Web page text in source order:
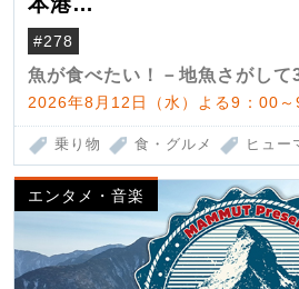
（クロマグロ）
#278
魚が食べたい！－地魚さがして
2026年8月12日（水）よる9：00
乗り物 食・グルメ ヒュー
エンタメ・音楽